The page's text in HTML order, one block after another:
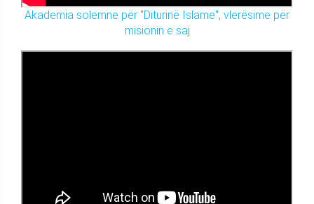
Akademia solemne për "Diturinë Islame", vlerësime për
misionin e saj